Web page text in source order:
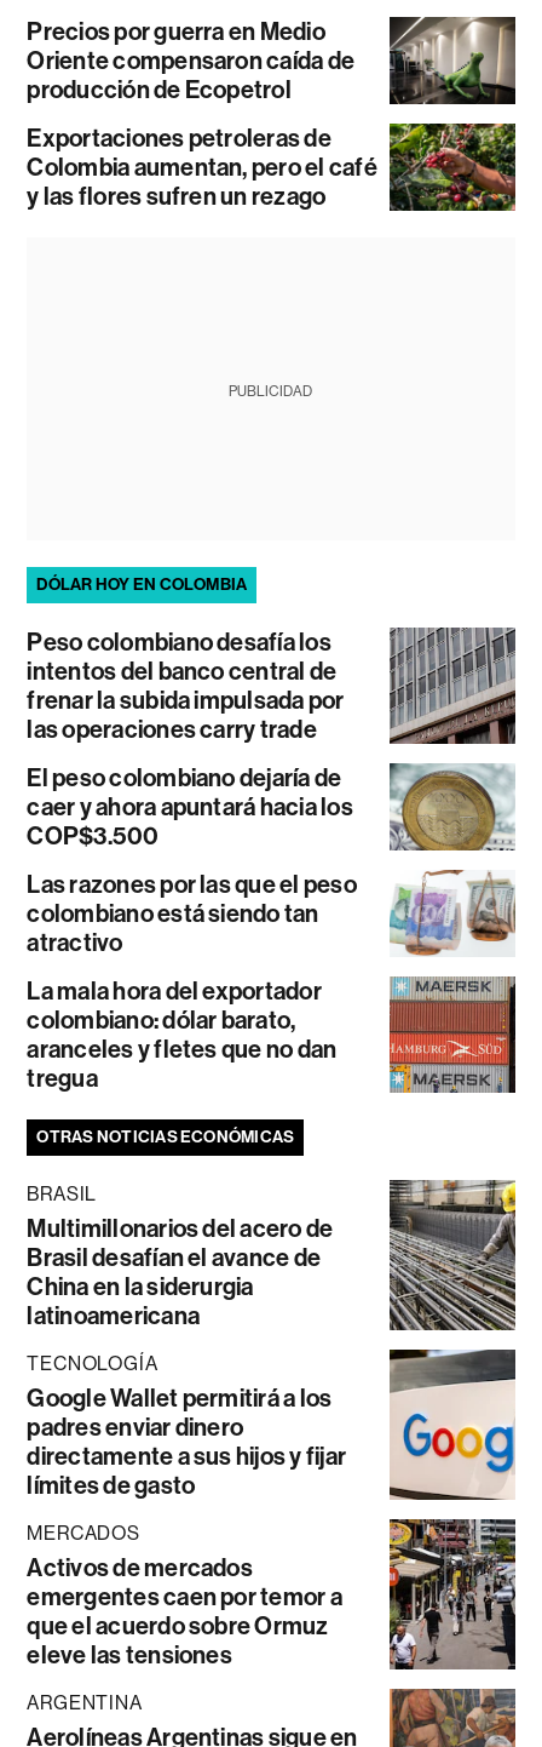
Precios por guerra en Medio
Oriente compensaron caída de
producción de Ecopetrol
Exportaciones petroleras de
Colombia aumentan, pero el café
y las flores sufren un rezago
PUBLICIDAD
DÓLAR HOY EN COLOMBIA
Peso colombiano desafía los
intentos del banco central de
frenar la subida impulsada por
las operaciones carry trade
El peso colombiano dejaría de
caer y ahora apuntará hacia los
COP$3.500
Las razones por las que el peso
colombiano está siendo tan
atractivo
La mala hora del exportador
colombiano: dólar barato,
aranceles y fletes que no dan
tregua
OTRAS NOTICIAS ECONÓMICAS
BRASIL
Multimillonarios del acero de
Brasil desafían el avance de
China en la siderurgia
latinoamericana
TECNOLOGÍA
Google Wallet permitirá a los
padres enviar dinero
directamente a sus hijos y fijar
límites de gasto
MERCADOS
Activos de mercados
emergentes caen por temor a
que el acuerdo sobre Ormuz
eleve las tensiones
ARGENTINA
Aerolíneas Argentinas sigue en